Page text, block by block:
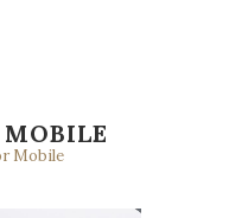
MOBILE
Mobile